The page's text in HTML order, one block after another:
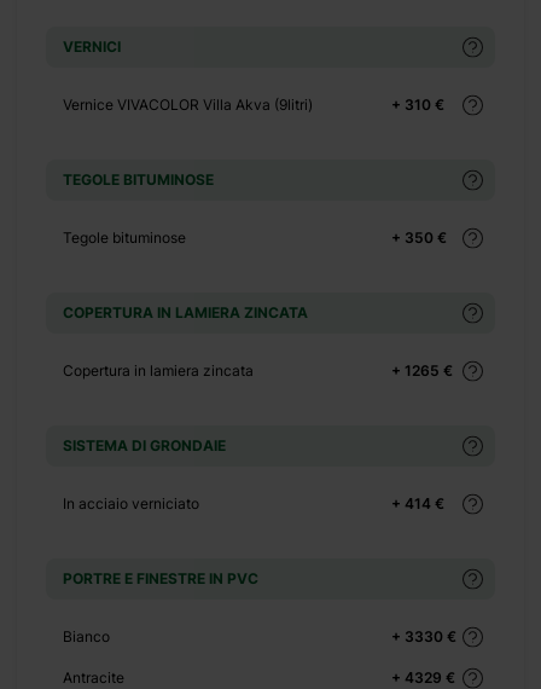
VERNICI
+ 310 €
Vernice VIVACOLOR Villa Akva (9litri)
TEGOLE BITUMINOSE
+ 350 €
Tegole bituminose
COPERTURA IN LAMIERA ZINCATA
+ 1265 €
Copertura in lamiera zincata
SISTEMA DI GRONDAIE
+ 414 €
In acciaio verniciato
PORTRE E FINESTRE IN PVC
+ 3330 €
Bianco
+ 4329 €
Antracite
due al piano
di
senza tempo.
spazio aggiuntivo
gemma in stile